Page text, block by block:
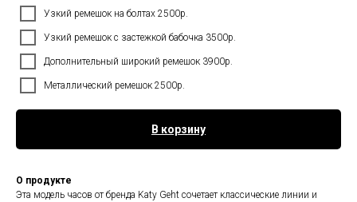
Узкий ремешок на болтах 2500р.
Узкий ремешок с застежкой бабочка 3500р.
Дополнительный широкий ремешок 3900р.
Металлический ремешок 2500р.
В корзину
О продукте
Эта модель часов от бренда Katy Geht сочетает классические линии и